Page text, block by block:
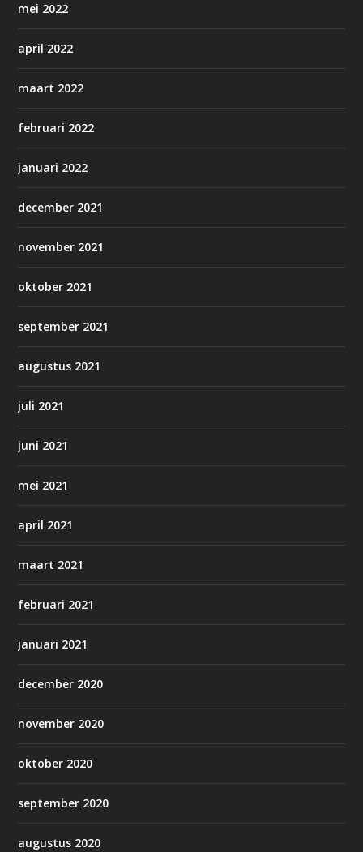
mei 2022
april 2022
maart 2022
februari 2022
januari 2022
december 2021
november 2021
oktober 2021
september 2021
augustus 2021
juli 2021
juni 2021
mei 2021
april 2021
maart 2021
februari 2021
januari 2021
december 2020
november 2020
oktober 2020
september 2020
augustus 2020